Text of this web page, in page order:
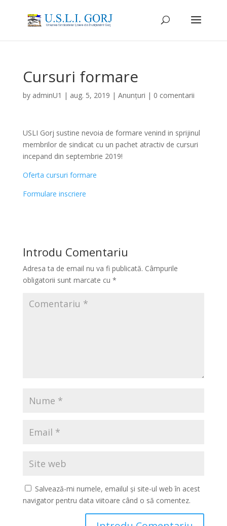
Cursuri formare
by adminU1 | aug. 5, 2019 | Anunțuri | 0 comentarii
USLI Gorj sustine nevoia de formare venind in sprijinul
membrilor de sindicat cu un pachet atractiv de cursuri
incepand din septembrie 2019!
Oferta cursuri formare
Formulare inscriere
Introdu Comentariu
Adresa ta de email nu va fi publicată. Câmpurile
obligatorii sunt marcate cu *
Salvează-mi numele, emailul și site-ul web în acest
navigator pentru data viitoare când o să comentez.